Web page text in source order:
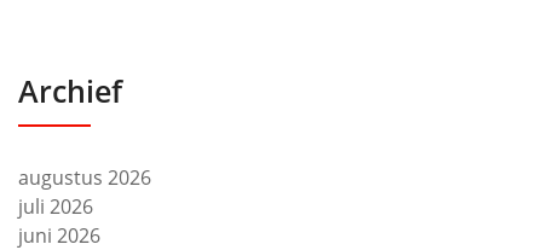
Archief
augustus 2026
juli 2026
juni 2026